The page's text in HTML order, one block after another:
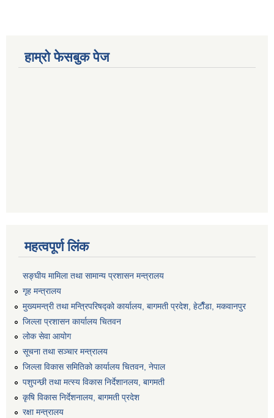
हाम्रो फेसबुक पेज
महत्वपूर्ण लिंक
सङ्‍घीय मामिला तथा सामान्य प्रशासन मन्त्रालय
गृह मन्त्रालय
मुख्यमन्त्री तथा मन्त्रिपरिषद्को कार्यालय, बागमती प्रदेश, हेटाैँडा, मकवानपुर
जिल्ला प्रशासन कार्यालय चितवन
लोक सेवा आयोग
सूचना तथा सञ्चार मन्त्रालय
जिल्ला विकास समितिको कार्यालय चितवन, नेपाल
पशुपन्छी तथा मत्स्य विकास निर्देशानलय, बागमती
कृषि विकास निर्देशनालय, बागमती प्रदेश
रक्षा मन्त्रालय